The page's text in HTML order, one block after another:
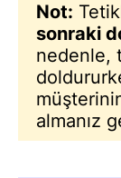
Not:
sonraki
nedenle,
almanız